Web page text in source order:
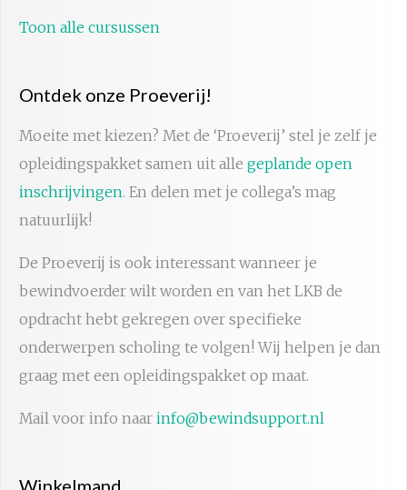
Toon alle cursussen
Ontdek onze Proeverij!
Moeite met kiezen? Met de ‘Proeverij’ stel je zelf je
opleidingspakket samen uit alle geplande open
inschrijvingen. En delen met je collega’s mag
natuurlijk!
De Proeverij is ook interessant wanneer je
bewindvoerder wilt worden en van het LKB de
opdracht hebt gekregen over specifieke
onderwerpen scholing te volgen! Wij helpen je dan
graag met een opleidingspakket op maat.
Mail voor info naar info@bewindsupport.nl
Winkelmand